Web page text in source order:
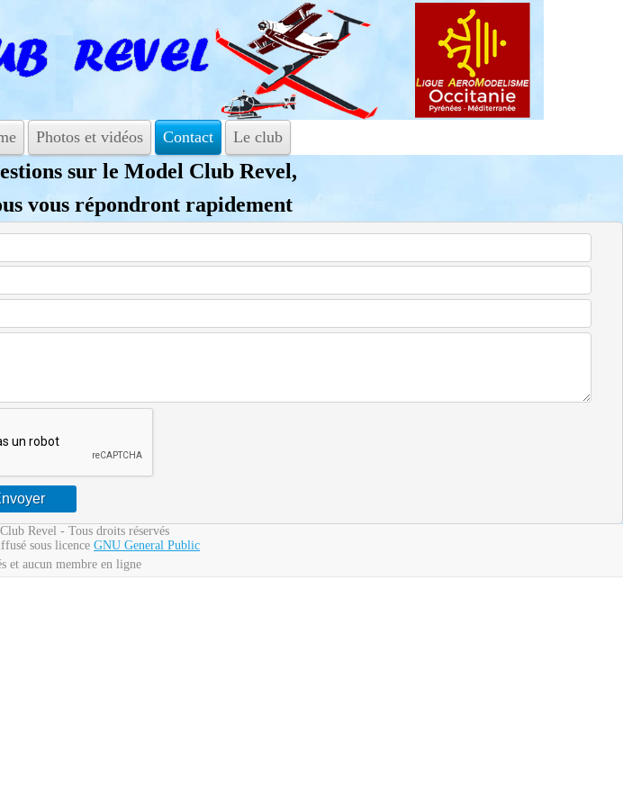
Photos et vidéos Contact Le club
sur le Model Club Revel,
vous répondront rapidement
Revel - Tous droits réservés
sous licence GNU General Public
et aucun membre en ligne